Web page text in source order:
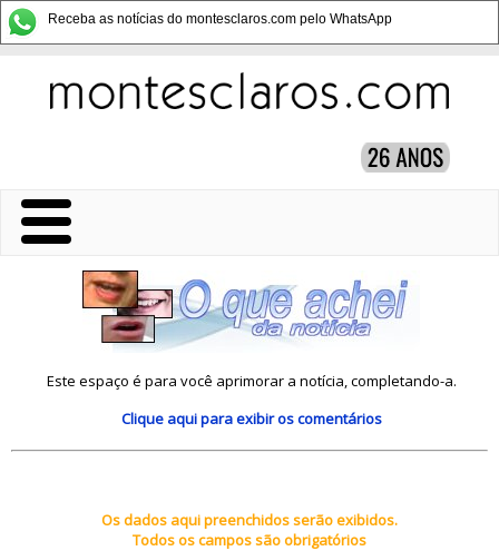
Receba as notícias do montesclaros.com pelo WhatsApp
Este espaço é para você aprimorar a notícia, completando-a.
Clique aquipara exibir os comentários
Os dados aqui preenchidos serão exibidos.
Todos os campos são obrigatórios